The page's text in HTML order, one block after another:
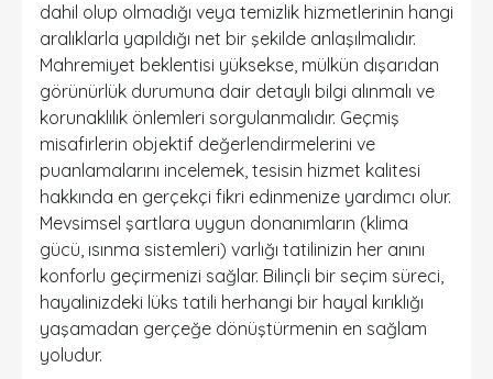
dahil olup olmadığı veya temizlik hizmetlerinin hangi
aralıklarla yapıldığı net bir şekilde anlaşılmalıdır.
Mahremiyet beklentisi yüksekse, mülkün dışarıdan
görünürlük durumuna dair detaylı bilgi alınmalı ve
korunaklılık önlemleri sorgulanmalıdır. Geçmiş
misafirlerin objektif değerlendirmelerini ve
puanlamalarını incelemek, tesisin hizmet kalitesi
hakkında en gerçekçi fikri edinmenize yardımcı olur.
Mevsimsel şartlara uygun donanımların (klima
gücü, ısınma sistemleri) varlığı tatilinizin her anını
konforlu geçirmenizi sağlar. Bilinçli bir seçim süreci,
hayalinizdeki lüks tatili herhangi bir hayal kırıklığı
yaşamadan gerçeğe dönüştürmenin en sağlam
yoludur.